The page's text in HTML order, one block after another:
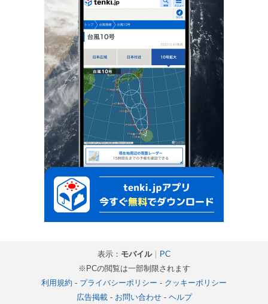
表示： モバイル｜ PC
※PCの閲覧は一部制限されます
利用規約 - プライバシーポリシー - クッキーポリシー
広告掲載- お問い合わせ- ヘルプ